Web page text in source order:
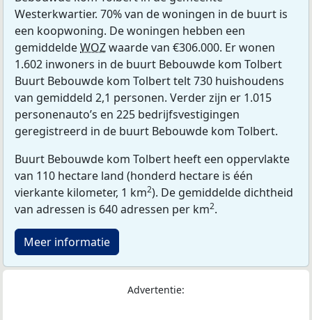
Westerkwartier. 70% van de woningen in de buurt is
een koopwoning. De woningen hebben een
gemiddeldeWOZwaarde van €306.000. Er wonen
1.602 inwoners in de buurt Bebouwde kom Tolbert
Buurt Bebouwde kom Tolbert telt 730 huishoudens
van gemiddeld 2,1 personen. Verder zijn er 1.015
personenauto’s en 225 bedrijfsvestigingen
geregistreerd in de buurt Bebouwde kom Tolbert.
Buurt Bebouwde kom Tolbert heeft een oppervlakte
van 110 hectare land (honderd hectare is één
vierkante kilometer, 1 km2). De gemiddelde dichtheid
van adressen is 640 adressen per km2.
Meer informatie
Advertentie: